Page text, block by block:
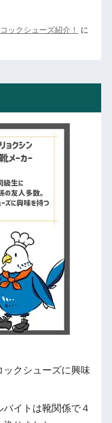
ックシューズ紹介！
に
クシューズに興味
イトは靴関係で４